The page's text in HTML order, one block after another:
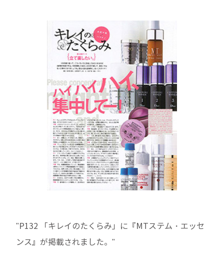
"P132 「キレイのたくらみ」に『MTステム・エッセ
ンス』が掲載されました。"